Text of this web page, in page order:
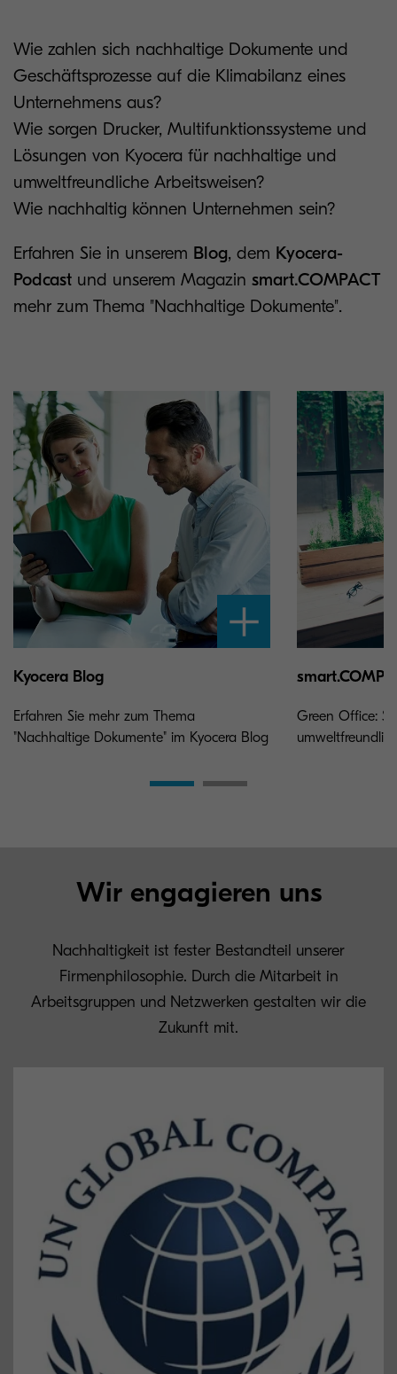
Wie zahlen sich nachhaltige Dokumente und
Geschäftsprozesse auf die Klimabilanz eines
Unternehmens aus?
Wie sorgen Drucker, Multifunktionssysteme und
Lösungen von Kyocera für nachhaltige und
umweltfreundliche Arbeitsweisen?
Wie nachhaltig können Unternehmen sein?
Erfahren Sie in unserem Blog, dem Kyocera-
Podcast und unserem Magazin smart.COMPACT
mehr zum Thema "Nachhaltige Dokumente".
Kyocera Blog
Erfahren Sie mehr zum Thema
"Nachhaltige Dokumente" im Kyocera Blog
Green Office:
umweltfreundlich
Wir engagieren uns
Nachhaltigkeit ist fester Bestandteil unserer
Firmenphilosophie. Durch die Mitarbeit in
Arbeitsgruppen und Netzwerken gestalten wir die
Zukunft mit.